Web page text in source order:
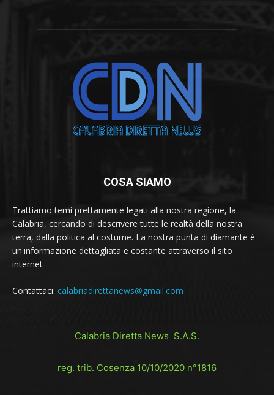
COSA SIAMO
Trattiamo temi prettamente legati alla nostra regione, la
Calabria, cercando di descrivere tutte le realtà della nostra
terra, dalla politica al costume. La nostra punta di diamante è
un'informazione dettagliata e costante attraverso il sito
internet
Contattaci: calabriadirettanews@gmail.com
Calabria Diretta News S.A.S.
reg. trib. Cosenza 10/10/2020 n°1816